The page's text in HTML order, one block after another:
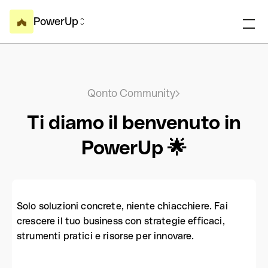
PowerUp
Qonto Community
Ti diamo il benvenuto in
PowerUp 🌟
Solo soluzioni concrete, niente chiacchiere. Fai
crescere il tuo business con strategie efficaci,
strumenti pratici e risorse per innovare.